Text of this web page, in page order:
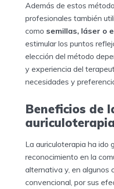
Además de estos
profesionales también
como semillas, láser o
estimular los puntos
elección del método
y experiencia del
necesidades y
Beneficios de
La auriculoterapia ha ido
reconocimiento en la
alternativa y, en algunos
convencional, por sus